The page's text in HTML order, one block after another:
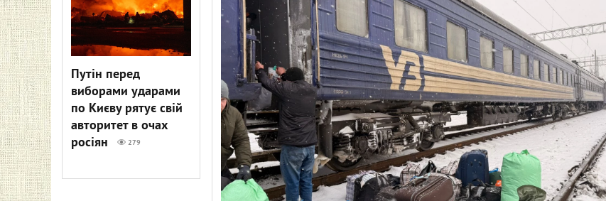
Путін перед
виборами ударами
по Києву рятує свій
авторитет в очах
росіян
279